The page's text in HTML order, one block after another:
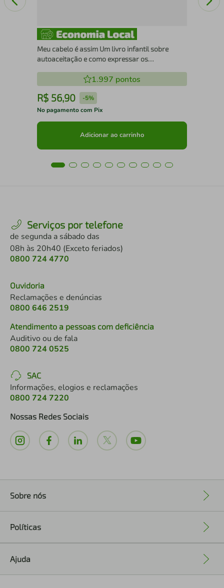
Meu cabelo é assim Um livro infantil sobre
autoaceitação e como expressar os
1.997 pontos
R$ 56,90 -5%
No pagamento com Pix
Adicionar ao carrinho
Serviços por telefone
de segunda a sábado das
08h às 20h40 (Exceto feriados)
0800 724 4770
Ouvidoria
Reclamações e denúncias
0800 646 2519
Atendimento a pessoas com deficiência
Auditivo ou de fala
0800 724 0525
SAC
Informações, elogios e reclamações
0800 724 7220
Nossas Redes Sociais
Sobre nós
Políticas
Ajuda